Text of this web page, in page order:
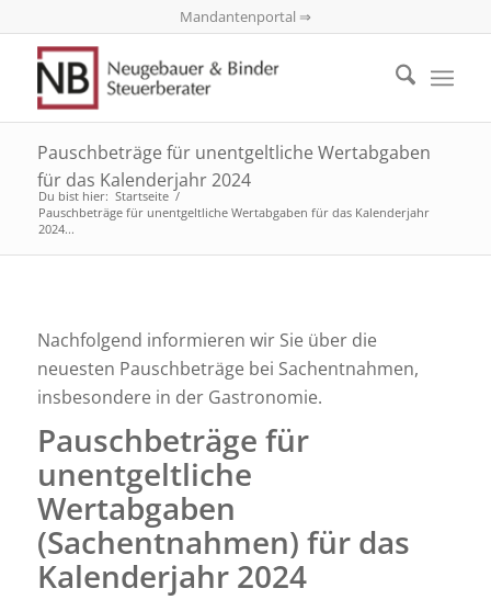
Mandantenportal ⇒
Pauschbeträge für unentgeltliche Wertabgaben
für das Kalenderjahr 2024
Du bist hier: Startseite /
Pauschbeträge für unentgeltliche Wertabgaben für das Kalenderjahr
2024...
Nachfolgend informieren wir Sie über die
neuesten Pauschbeträge bei Sachentnahmen,
insbesondere in der Gastronomie.
Pauschbeträge für
unentgeltliche
Wertabgaben
(Sachentnahmen) für das
Kalenderjahr 2024